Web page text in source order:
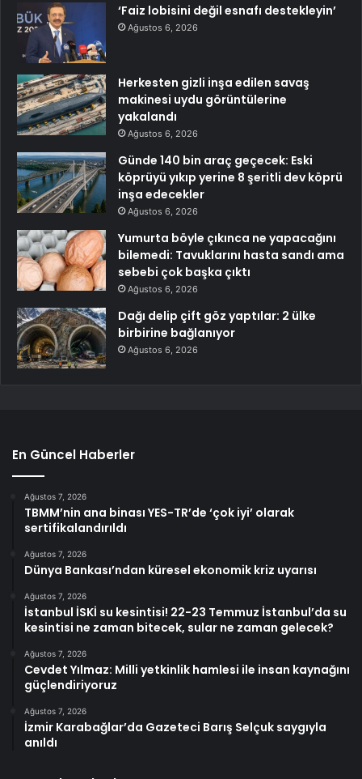
‘Faiz lobisini değil esnafı destekleyin’
Ağustos 6, 2026
Herkesten gizli inşa edilen savaş
makinesi uydu görüntülerine
yakalandı
Ağustos 6, 2026
Günde 140 bin araç geçecek: Eski
köprüyü yıkıp yerine 8 şeritli dev köprü
inşa edecekler
Ağustos 6, 2026
Yumurta böyle çıkınca ne yapacağını
bilemedi: Tavuklarını hasta sandı ama
sebebi çok başka çıktı
Ağustos 6, 2026
Dağı delip çift göz yaptılar: 2 ülke
birbirine bağlanıyor
Ağustos 6, 2026
En Güncel Haberler
Ağustos 7, 2026
TBMM’nin ana binası YES-TR’de ‘çok iyi’ olarak
sertifikalandırıldı
Ağustos 7, 2026
Dünya Bankası’ndan küresel ekonomik kriz uyarısı
Ağustos 7, 2026
İstanbul İSKİ su kesintisi! 22-23 Temmuz İstanbul’da su
kesintisi ne zaman bitecek, sular ne zaman gelecek?
Ağustos 7, 2026
Cevdet Yılmaz: Milli yetkinlik hamlesi ile insan kaynağını
güçlendiriyoruz
Ağustos 7, 2026
İzmir Karabağlar’da Gazeteci Barış Selçuk saygıyla
anıldı